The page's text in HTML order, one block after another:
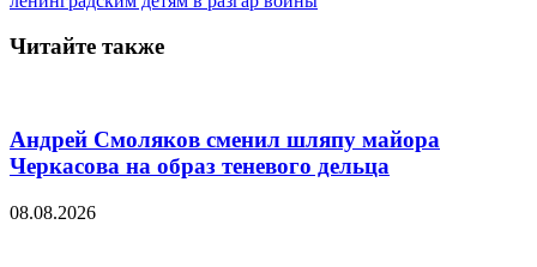
Читайте также
Андрей Смоляков сменил шляпу майора
Черкасова на образ теневого дельца
08.08.2026